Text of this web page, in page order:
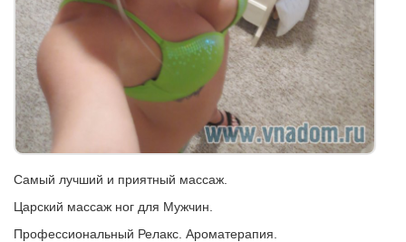
Самый лучший и приятный массаж.
Царский массаж ног для Мужчин.
Профессиональный Релакс. Ароматерапия.